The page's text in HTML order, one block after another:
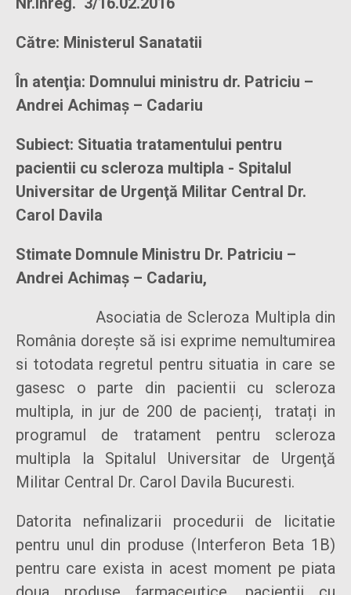
Către: Ministerul Sanatatii
În atenţia: Domnului ministru dr. Patriciu –
Andrei Achimaș – Cadariu
Subiect: Situatia tratamentului pentru
pacientii cu scleroza multipla - Spitalul
Universitar de Urgenţă Militar Central Dr.
Carol Davila
Stimate Domnule Ministru Dr. Patriciu –
Andrei Achimaș – Cadariu,
Asociatia de Scleroza Multipla din
România doreşte să isi exprime nemultumirea
si totodata regretul pentru situatia in care se
gasesc o parte din pacientii cu scleroza
multipla, in jur de 200 de pacienți, tratați in
programul de tratament pentru scleroza
multipla la Spitalul Universitar de Urgenţă
Militar Central Dr. Carol Davila Bucuresti.
Datorita nefinalizarii procedurii de licitatie
pentru unul din produse (Interferon Beta 1B)
pentru care exista in acest moment pe piata